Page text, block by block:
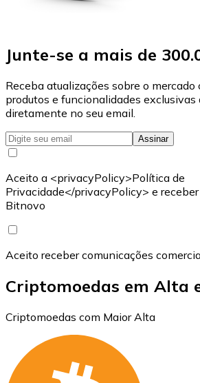
Junte-se a mais de
Receba atualizações sobre o mercado
produtos e funcionalidades exclusivas
diretamente no seu email.
Assinar
Aceito a <privacyPolicy>Política de
Privacidade</privacyPolicy> e
Bitnovo
Aceito receber comunicações
Criptomoedas em Alta
Criptomoedas com Maior Alta